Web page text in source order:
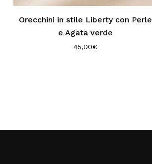
Orecchini in stile Liberty con Perle
e Agata verde
45,00€